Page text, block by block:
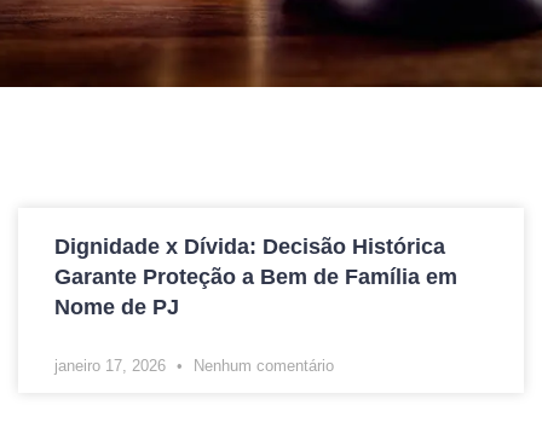
Dignidade x Dívida: Decisão Histórica
Garante Proteção a Bem de Família em
Nome de PJ
janeiro 17, 2026 Nenhum comentário